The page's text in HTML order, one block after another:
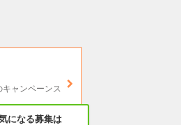
ャンペーンス
になる募集は